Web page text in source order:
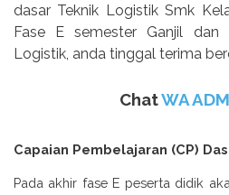
dasar Teknik Logistik Smk
Fase E semester Ganjil dan
Logistik, anda tinggal terima
ChatWA
Capaian Pembelajaran (CP)
Pada akhir fase E peserta didik